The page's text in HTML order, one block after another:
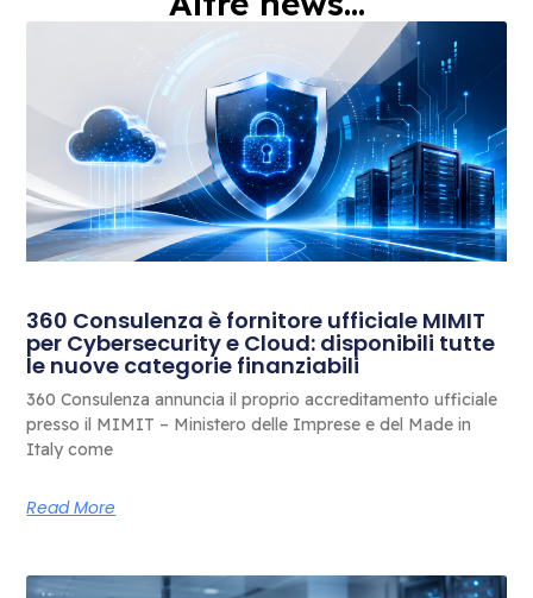
360 Consulenza è fornitore ufficiale MIMIT
per Cybersecurity e Cloud: disponibili tutte
le nuove categorie finanziabili
360 Consulenza annuncia il proprio accreditamento ufficiale
presso il MIMIT – Ministero delle Imprese e del Made in
Italy come
Read More